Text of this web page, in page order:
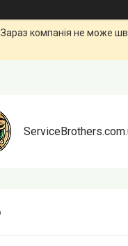
Зараз компанія не може